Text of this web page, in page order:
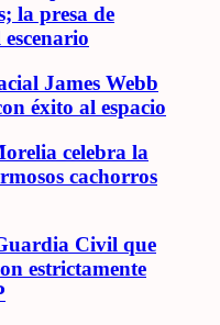
la presa de
James Webb
éxito al espacio
celebra la
cachorros
Civil que
estrictamente